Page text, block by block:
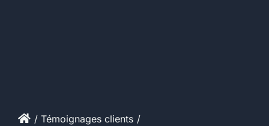
Témoignages clients